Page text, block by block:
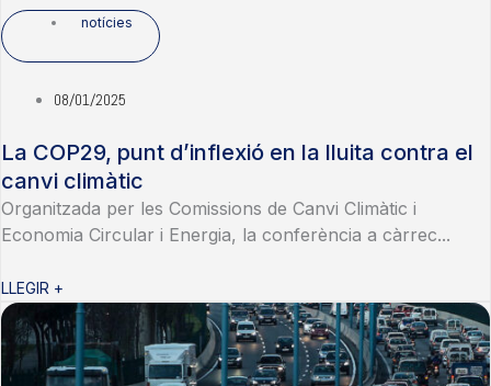
notícies
08/01/2025
La COP29, punt d’inflexió en la lluita contra el
canvi climàtic
Organitzada per les Comissions de Canvi Climàtic i
Economia Circular i Energia, la conferència a càrrec...
LLEGIR +